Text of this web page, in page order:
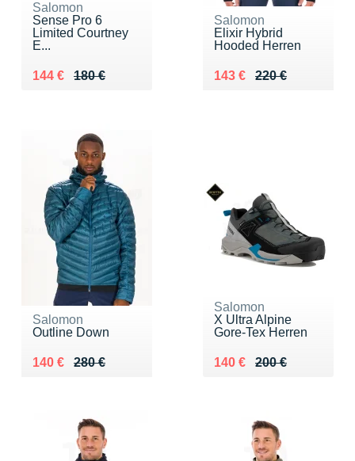
Salomon
Sense Pro 6
Limited Courtney
E...
180 €
Au lieu de 180 €
144 €
Vendu 144 €
Salomon
Elixir Hybrid
Hooded Herren
220 €
Au lieu de 220 €
143 €
Vendu 143 €
Salomon
Outline Down
280 €
Au lieu de 280 €
140 €
Vendu 140 €
Salomon
X Ultra Alpine
Gore-Tex Herren
200 €
Au lieu de 200 €
140 €
Vendu 140 €